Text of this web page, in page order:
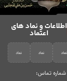
اطلاعات و نماد های
اعتماد
شماره تماس: